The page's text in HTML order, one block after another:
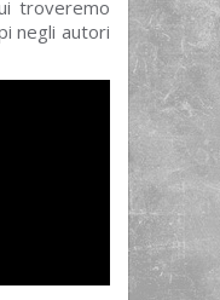
troveremo
negli autori